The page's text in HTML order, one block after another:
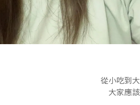
從小吃到
大家應